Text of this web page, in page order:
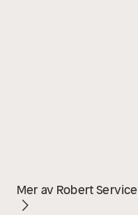
Mer av Robert Service